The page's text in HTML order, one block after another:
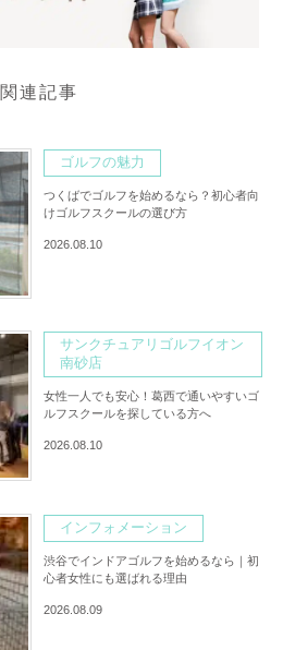
関連記事
ゴルフの魅力
つくばでゴルフを始めるなら？初心者向
けゴルフスクールの選び方
2026.08.10
サンクチュアリゴルフイオン
南砂店
女性一人でも安心！葛西で通いやすいゴ
ルフスクールを探している方へ
2026.08.10
インフォメーション
渋谷でインドアゴルフを始めるなら｜初
心者女性にも選ばれる理由
2026.08.09